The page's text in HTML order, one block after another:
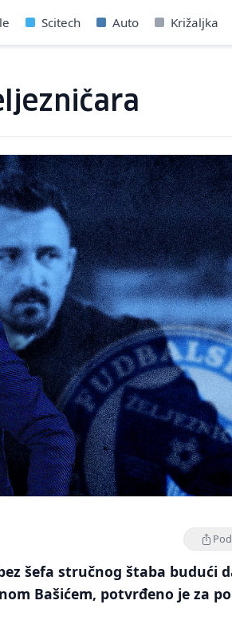
Scitech Auto Križaljka
šefa stručnog štaba budući
Bašićem, potvrđeno je za